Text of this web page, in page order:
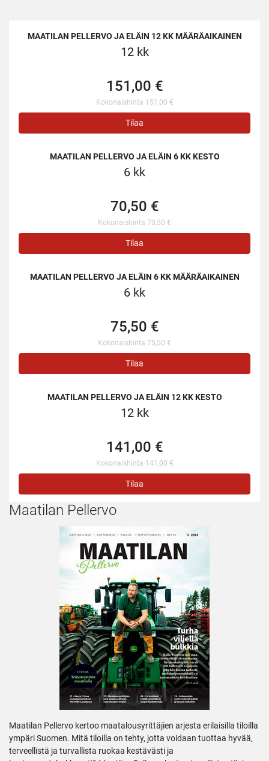
MAATILAN PELLERVO JA ELÄIN 12 KK MÄÄRÄAIKAINEN
12 kk
151,00 €
Kokonaishinta 151,00 €
Tilaa
MAATILAN PELLERVO JA ELÄIN 6 KK KESTO
6 kk
70,50 €
Kokonaishinta 70,50 €
Tilaa
MAATILAN PELLERVO JA ELÄIN 6 KK MÄÄRÄAIKAINEN
6 kk
75,50 €
Kokonaishinta 75,50 €
Tilaa
MAATILAN PELLERVO JA ELÄIN 12 KK KESTO
12 kk
141,00 €
Kokonaishinta 141,00 €
Tilaa
Maatilan Pellervo
Maatilan Pellervo kertoo maatalousyrittäjien arjesta erilaisilla tiloilla
ympäri Suomen. Mitä tiloilla on tehty, jotta voidaan tuottaa hyvää,
terveellistä ja turvallista ruokaa kestävästi ja